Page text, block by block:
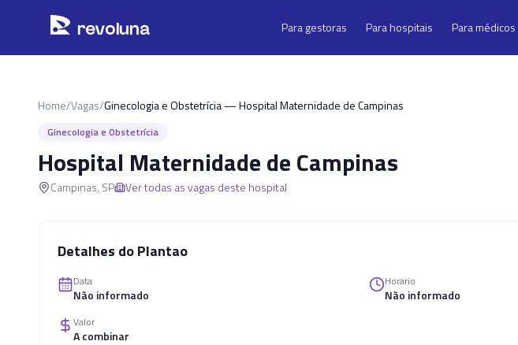
revoluna Para gestoras Para hospitais Para médicos
Home/Vagas/Ginecologia e Obstetrícia — Hospital Maternidade de Campinas
Ginecologia e Obstetrícia
Hospital Maternidade de Campinas
Campinas, SP Ver todas as vagas deste hospital
Detalhes do Plantao
Data
Não informado
Horario
Não informado
Valor
A combinar